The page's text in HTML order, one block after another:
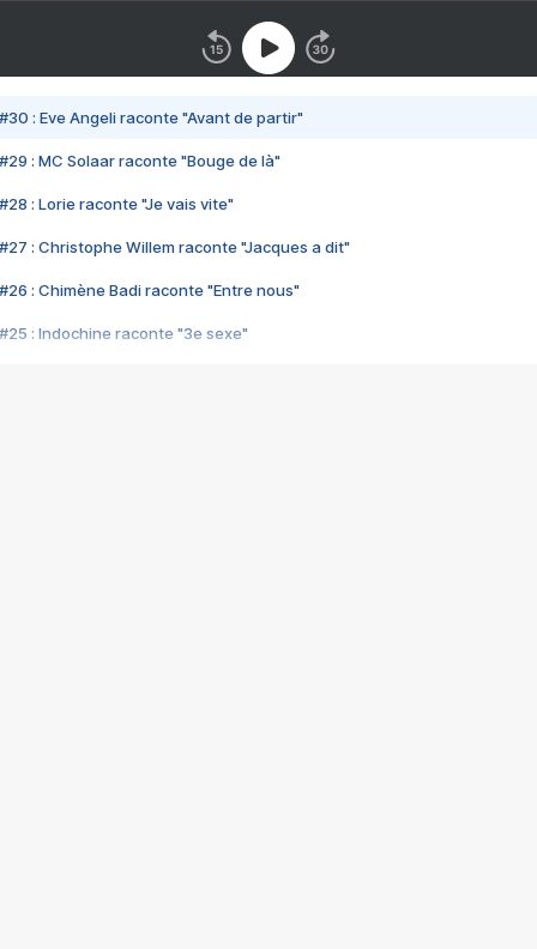
#30 : Eve Angeli raconte "Avant de partir"
#29 : MC Solaar raconte "Bouge de là"
#28 : Lorie raconte "Je vais vite"
#27 : Christophe Willem raconte "Jacques a dit"
#26 : Chimène Badi raconte "Entre nous"
#25 : Indochine raconte "3e sexe"